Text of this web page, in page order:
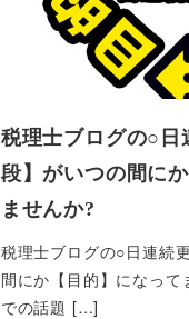
税理士ブログの○日
段】がいつの間に
ませんか?
税理士ブログの○日連続
間にか【目的】になっ
での話題 […]